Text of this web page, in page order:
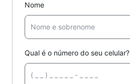
Nome
Qual é o número do seu celular?